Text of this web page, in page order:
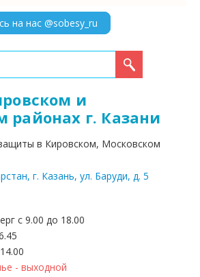
на нас @sobesy_ru
и
районах г. Казани
в Кировском, Московском
г. Казань, ул. Баруди, д. 5
с 9.00 до 18.00
- выходной